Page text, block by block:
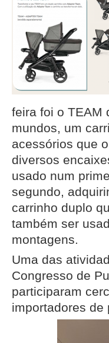
feira foi o TEAM
mundos, um
acessórios que
diversos
usado num
segundo,
carrinho duplo
também ser
montagens.
Uma das
Congresso de
participaram
importadores de